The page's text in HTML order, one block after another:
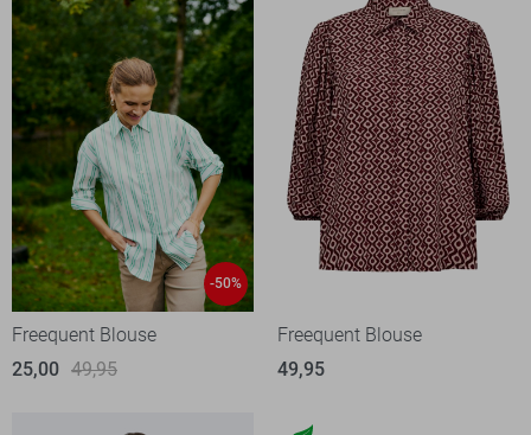
-50%
Freequent Blouse
25,00 49,95
Freequent Blouse
49,95